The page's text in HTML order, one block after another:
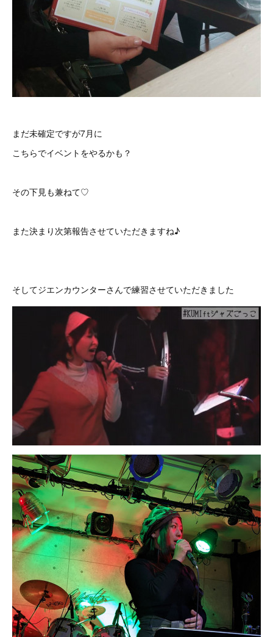
まだ未確定ですが7月に
こちらでイベントをやるかも？
その下見も兼ねて♡
また決まり次第報告させていただきますね♪
そしてジエンカウンターさんで練習させていただきました